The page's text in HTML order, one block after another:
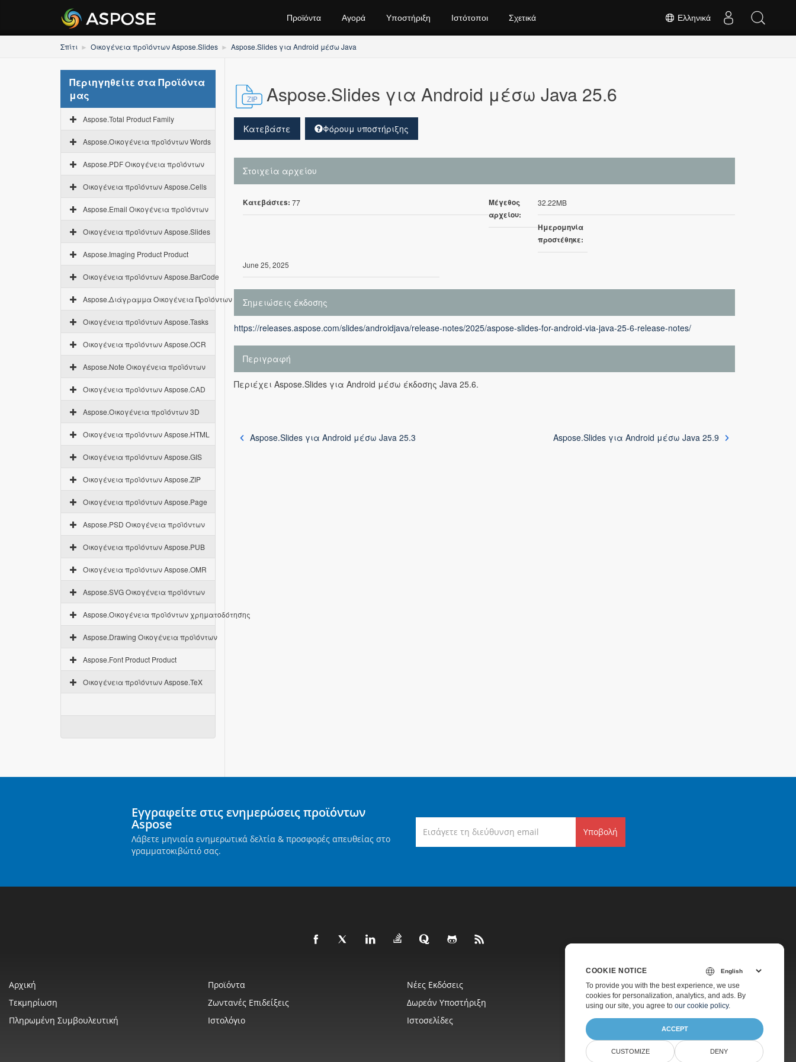
Ελληνικά
Προϊόντα Αγορά Υποστήριξη Ιστότοποι Σχετικά
Σπίτι Οικογένεια προϊόντων Aspose.Slides Aspose.Slides για Android μέσω Java
Περιηγηθείτε στα Προϊόντα
μας
Aspose.Total Product Family
Aspose.Οικογένεια προϊόντων Words
Aspose.PDF Οικογένεια προϊόντων
Οικογένεια προϊόντων Aspose.Cells
Aspose.Email Οικογένεια προϊόντων
Οικογένεια προϊόντων Aspose.Slides
Aspose.Imaging Product Product
Οικογένεια προϊόντων Aspose.BarCode
Aspose.Διάγραμμα Οικογένεια Προϊόντων
Οικογένεια προϊόντων Aspose.Tasks
Οικογένεια προϊόντων Aspose.OCR
Aspose.Note Οικογένεια προϊόντων
Οικογένεια προϊόντων Aspose.CAD
Aspose.Οικογένεια προϊόντων 3D
Οικογένεια προϊόντων Aspose.HTML
Οικογένεια προϊόντων Aspose.GIS
Οικογένεια προϊόντων Aspose.ZIP
Οικογένεια προϊόντων Aspose.Page
Aspose.PSD Οικογένεια προϊόντων
Οικογένεια προϊόντων Aspose.PUB
Οικογένεια προϊόντων Aspose.OMR
Aspose.SVG Οικογένεια προϊόντων
Aspose.Οικογένεια προϊόντων χρηματοδότησης
Aspose.Drawing Οικογένεια προϊόντων
Aspose.Font Product Product
Οικογένεια προϊόντων Aspose.TeX
Aspose.Slides για Android μέσω Java 25.6
Κατεβάστε Φόρουμ υποστήριξης
Στοιχεία αρχείου
Κατεβάστεs: 77
Μέγεθος
αρχείου:
32.22MB
Ημερομηνία
προστέθηκε:
June 25, 2025
Σημειώσεις έκδοσης
https://releases.aspose.com/slides/androidjava/release-notes/2025/aspose-slides-for-android-via-java-25-6-release-notes/
Περιγραφή
Περιέχει Aspose.Slides για Android μέσω έκδοσης Java 25.6.
Aspose.Slides για Android μέσω Java 25.3 Aspose.Slides για Android μέσω Java 25.9
Εγγραφείτε στις ενημερώσεις προϊόντων
Aspose
Λάβετε μηνιαία ενημερωτικά δελτία & προσφορές απευθείας στο
γραμματοκιβώτιό σας.
Υποβολή
Αρχική Προϊόντα Νέες Εκδόσεις
Τιμολόγηση
Τεκμηρίωση
Ζωντανές Επιδείξεις Δωρεάν Υποστήριξη
Πληρωμένη Υποστήριξη
Πληρωμένη Συμβουλευτική
Ιστολόγιο Ιστοσελίδες Σχετικά
COOKIE NOTICE
To provide you with the best experience, we use
cookies for personalization, analytics, and ads. By
using our site, you agree to our cookie policy.
ACCEPT
CUSTOMIZE DENY